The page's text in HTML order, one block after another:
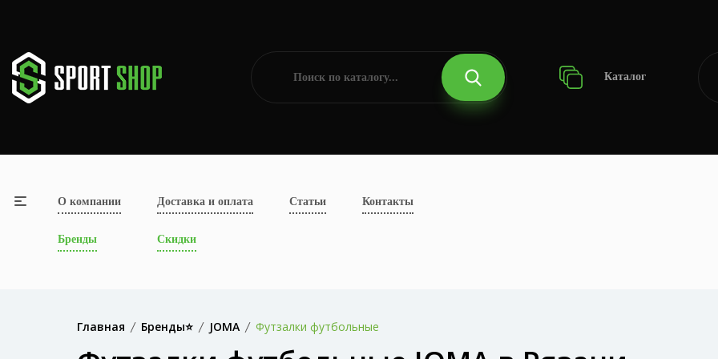
Каталог
О компании Доставка и оплата Статьи Контакты
Бренды Скидки
Главная Бренды⭐ JOMA Футзалки футбольные